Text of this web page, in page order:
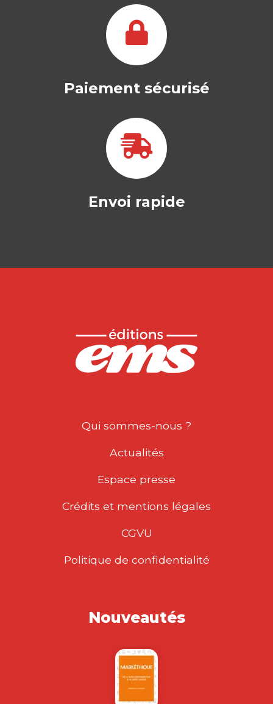
Paiement sécurisé
Envoi rapide
Qui sommes-nous ?
Actualités
Espace presse
Crédits et mentions légales
CGVU
Politique de confidentialité
Nouveautés